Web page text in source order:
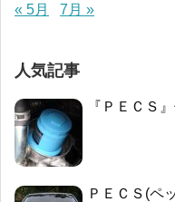
« 5月
7月 »
人気記事
『ＰＥＣＳ
ＰＥＣＳ(ペ